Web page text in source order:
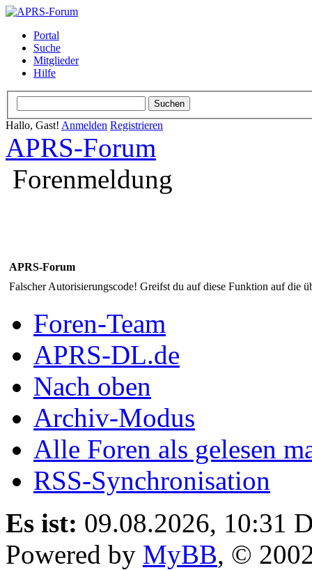
Portal
Suche
Mitglieder
Hilfe
Hallo, Gast! Anmelden Registrieren
APRS-Forum
Forenmeldung
APRS-Forum
Falscher Autorisierungscode! Greifst du auf diese Funktion auf die
Foren-Team
APRS-DL.de
Nach oben
Archiv-Modus
Alle Foren als gelesen
RSS-Synchronisation
Es ist: 09.08.2026, 10:31
Powered by MyBB, ©